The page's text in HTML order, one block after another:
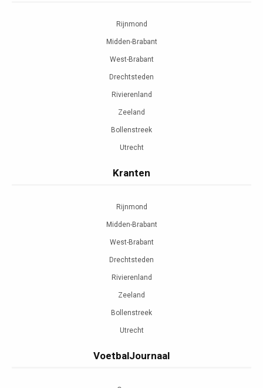
Rijnmond
Midden-Brabant
West-Brabant
Drechtsteden
Rivierenland
Zeeland
Bollenstreek
Utrecht
Kranten
Rijnmond
Midden-Brabant
West-Brabant
Drechtsteden
Rivierenland
Zeeland
Bollenstreek
Utrecht
VoetbalJournaal